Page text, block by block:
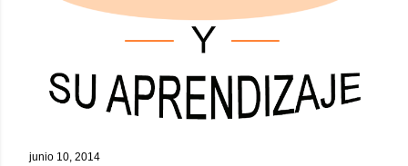
junio 10, 2014